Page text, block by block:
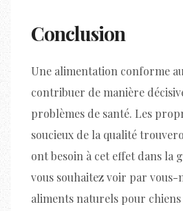
Conclusion
Une alimentation conforme
contribuer de manière
problèmes de santé. Les
soucieux de la qualité
ont besoin à cet effet dans la
vous souhaitez voir par vous-
aliments naturels pour